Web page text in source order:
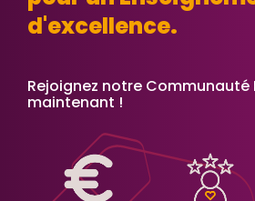
d'excellence.
Rejoignez notre Communauté
maintenant !